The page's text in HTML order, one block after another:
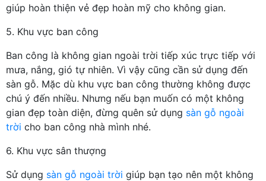
giúp hoàn thiện vẻ đẹp hoàn mỹ cho không gian.
5. Khu vực ban công
Ban công là không gian ngoài trời tiếp xúc trực tiếp với
mưa, nắng, gió tự nhiên. Vì vậy cũng cần sử dụng đến
sàn gỗ. Mặc dù khu vực ban công thường không được
chú ý đến nhiều. Nhưng nếu bạn muốn có một không
gian đẹp toàn diện, đừng quên sử dụng sàn gỗ ngoài
trời cho ban công nhà mình nhé.
6. Khu vực sân thượng
Sử dụng sàn gỗ ngoài trời giúp bạn tạo nên một không